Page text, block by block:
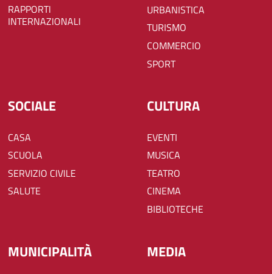
RAPPORTI
INTERNAZIONALI
URBANISTICA
TURISMO
COMMERCIO
SPORT
SOCIALE
CASA
SCUOLA
SERVIZIO CIVILE
SALUTE
CULTURA
EVENTI
MUSICA
TEATRO
CINEMA
BIBLIOTECHE
MUNICIPALITÀ MEDIA